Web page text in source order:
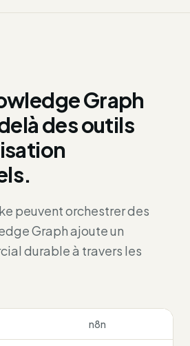
Graph
des outils
peuvent orchestrer des
Graph ajoute un
durable à travers les
n8n